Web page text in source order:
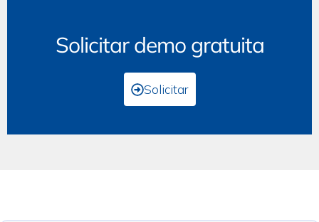
Solicitar demo gratuita
Solicitar